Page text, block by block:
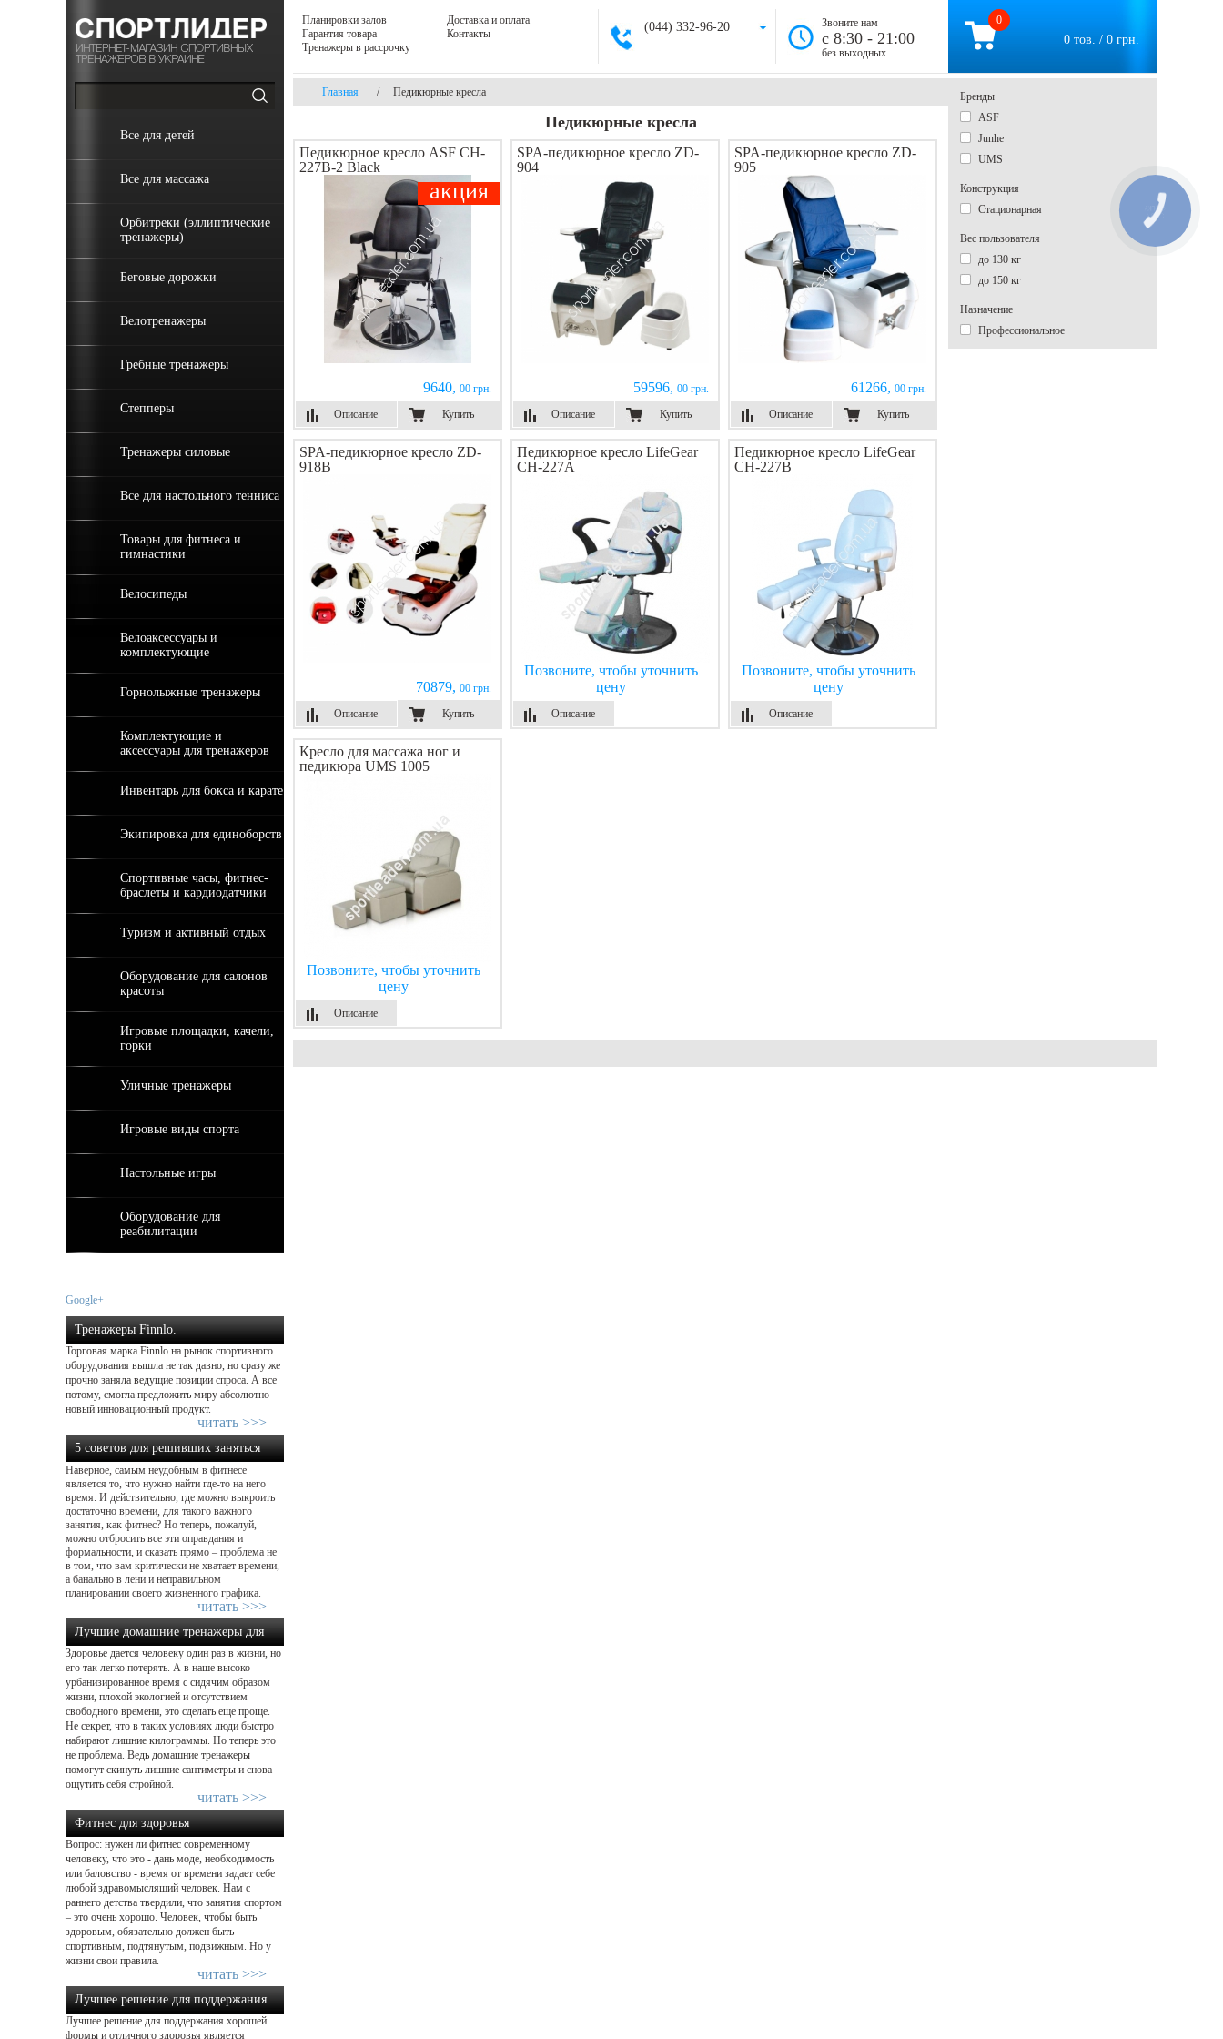
Все для детей
Все для массажа
Орбитреки (эллиптические
тренажеры)
Беговые дорожки
Велотренажеры
Гребные тренажеры
Степперы
Тренажеры силовые
Все для настольного тенниса
Товары для фитнеса и
гимнастики
Велосипеды
Велоаксессуары и
комплектующие
Горнолыжные тренажеры
Комплектующие и
аксессуары для тренажеров
Инвентарь для бокса и карате
Экипировка для единоборств
Спортивные часы, фитнес-
браслеты и кардиодатчики
Туризм и активный отдых
Оборудование для салонов
красоты
Игровые площадки, качели,
горки
Уличные тренажеры
Игровые виды спорта
Настольные игры
Оборудование для
реабилитации
Google+
Тренажеры Finnlo.
Добро пожаловать домой – начнем ...
Торговая марка Finnlo на рынок спортивного
оборудования вышла не так давно, но сразу же
прочно заняла ведущие позиции спроса. А все
потому, смогла предложить миру абсолютно
новый инновационный продукт.
читать >>>
5 советов для решивших заняться
фитнесом...
Наверное, самым неудобным в фитнесе
является то, что нужно найти где-то на него
время. И действительно, где можно выкроить
достаточно времени, для такого важного
занятия, как фитнес? Но теперь, пожалуй,
можно отбросить все эти оправдания и
формальности, и сказать прямо – проблема не
в том, что вам критически не хватает времени,
а банально в лени и неправильном
планировании своего жизненного графика.
читать >>>
Лучшие домашние тренажеры для
похудения: какой выбрать?...
Здоровье дается человеку один раз в жизни, но
его так легко потерять. А в наше высоко
урбанизированное время с сидячим образом
жизни, плохой экологией и отсутствием
свободного времени, это сделать еще проще.
Не секрет, что в таких условиях люди быстро
набирают лишние килограммы. Но теперь это
не проблема. Ведь домашние тренажеры
помогут скинуть лишние сантиметры и снова
ощутить себя стройной.
читать >>>
Фитнес для здоровья
Вопрос: нужен ли фитнес современному
человеку, что это - дань моде, необходимость
или баловство - время от времени задает себе
любой здравомыслящий человек. Нам с
раннего детства твердили, что занятия спортом
– это очень хорошо. Человек, чтобы быть
здоровым, обязательно должен быть
спортивным, подтянутым, подвижным. Но у
жизни свои правила.
читать >>>
Лучшее решение для поддержания
хорошей формы!...
Лучшее решение для поддержания хорошей
формы и отличного здоровья является
Планировки залов
Гарантия товара
Тренажеры в рассрочку
Доставка и оплата
Контакты
(044) 332-96-20 Звоните нам
c 8:30 - 21:00
без выходных
0
0 тов. / 0 грн.
Главная / Педикюрные кресла
Педикюрные кресла
Педикюрное кресло ASF CH-
227B-2 Black
акция
9640, 00 грн.
Описание
Купить
SPA-педикюрное кресло ZD-
904
59596, 00 грн.
Описание
Купить
SPA-педикюрное кресло ZD-
905
61266, 00 грн.
Описание
Купить
SPA-педикюрное кресло ZD-
918B
70879, 00 грн.
Описание
Купить
Педикюрное кресло LifeGear
СН-227А
Позвоните, чтобы уточнить
цену
Описание
Педикюрное кресло LifeGear
СН-227B
Позвоните, чтобы уточнить
цену
Описание
Кресло для массажа ног и
педикюра UMS 1005
Позвоните, чтобы уточнить
цену
Описание
Бренды
ASF
Junhe
UMS
Конструкция
Стационарная
Вес пользователя
до 130 кг
до 150 кг
Назначение
Профессиональное
КНОПКА
СВЯЗИ